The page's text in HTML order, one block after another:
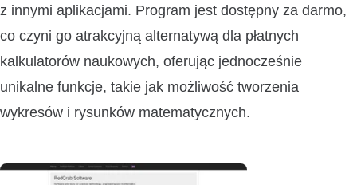
z innymi aplikacjami. Program jest dostępny za darmo,
co czyni go atrakcyjną alternatywą dla płatnych
kalkulatorów naukowych, oferując jednocześnie
unikalne funkcje, takie jak możliwość tworzenia
wykresów i rysunków matematycznych.